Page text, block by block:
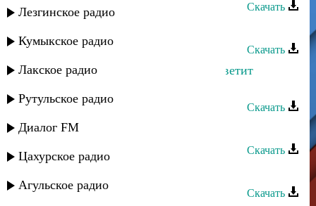
Лезгинское радио
Кумыкское радио
Лакское радио
Рутульское радио
Диалог FM
Цахурское радио
Агульское радио
Скачать
Скачать
Руслан Тупиев - Почему на небе светит
Скачать
Тимур Рахманов - Ты моё солнце
Скачать
Скачать